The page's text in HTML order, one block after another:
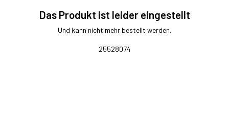
Das Produkt ist leider eingestellt
Und kann nicht mehr bestellt werden.
25528074